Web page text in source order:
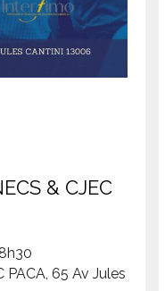
& CJEC
PACA , 65 Av Jules